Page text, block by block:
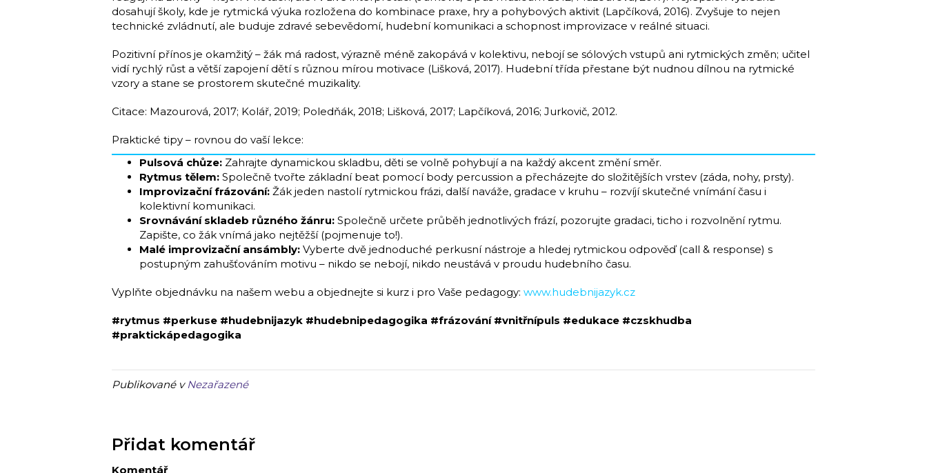
dosahují školy, kde je rytmická výuka rozložena do kombinace praxe, hry a pohybových aktivit (Lapčíková, 2016). Zvyšuje to nejen
technické zvládnutí, ale buduje zdravé sebevědomí, hudební komunikaci a schopnost improvizace v reálné situaci.
Pozitivní přínos je okamžitý – žák má radost, výrazně méně zakopává v kolektivu, nebojí se sólových vstupů ani rytmických změn; učitel
vidí rychlý růst a větší zapojení dětí s různou mírou motivace (Lišková, 2017). Hudební třída přestane být nudnou dílnou na rytmické
vzory a stane se prostorem skutečné muzikality.
Citace: Mazourová, 2017; Kolář, 2019; Poledňák, 2018; Lišková, 2017; Lapčíková, 2016; Jurkovič, 2012.
Praktické tipy – rovnou do vaší lekce:
Pulsová chůze: Zahrajte dynamickou skladbu, děti se volně pohybují a na každý akcent změní směr.
Rytmus tělem: Společně tvořte základní beat pomocí body percussion a přecházejte do složitějších vrstev (záda, nohy, prsty).
Improvizační frázování: Žák jeden nastolí rytmickou frázi, další naváže, gradace v kruhu – rozvíjí skutečné vnímání času i
kolektivní komunikaci.
Srovnávání skladeb různého žánru: Společně určete průběh jednotlivých frází, pozorujte gradaci, ticho i rozvolnění rytmu.
Zapište, co žák vnímá jako nejtěžší (pojmenuje to!).
Malé improvizační ansámbly: Vyberte dvě jednoduché perkusní nástroje a hledej rytmickou odpověď (call & response) s
postupným zahušťováním motivu – nikdo se nebojí, nikdo neustává v proudu hudebního času.
Vyplňte objednávku na našem webu a objednejte si kurz i pro Vaše pedagogy: www.hudebnijazyk.cz
#rytmus #perkuse #hudebnijazyk #hudebnipedagogika #frázování #vnitřnípuls #edukace #czskhudba
#praktickápedagogika
Publikované vNezařazené
Přidat komentář
Komentář